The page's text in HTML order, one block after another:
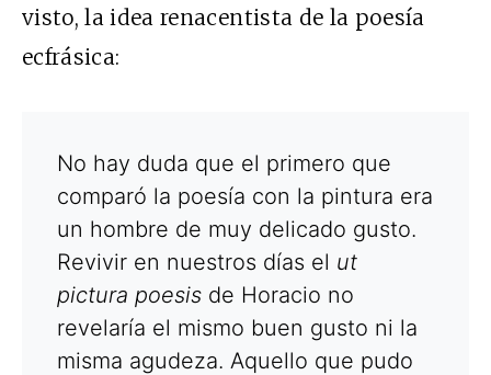
visto, la idea renacentista de la poesía
ecfrásica:
No hay duda que el primero que
comparó la poesía con la pintura era
un hombre de muy delicado gusto.
Revivir en nuestros días el ut
pictura poesis de Horacio no
revelaría el mismo buen gusto ni la
misma agudeza. Aquello que pudo